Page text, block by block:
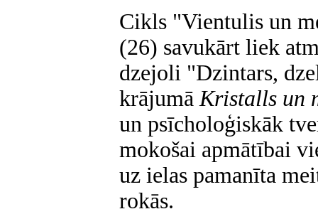
Cikls "Vientulis un
(26) savukārt liek
dzejoli "Dzintars,
krājumāKristalls un
un psīcholoģiskāk
mokošai apmātībai
uz ielas pamanīta
rokās.